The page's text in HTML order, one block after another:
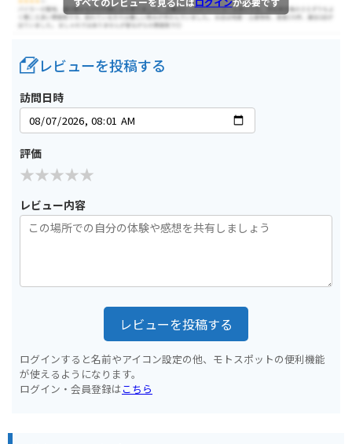
レビューを投稿する
訪問日時
評価
レビュー内容
レビューを投稿する
ログインすると名前やアイコン設定の他、モトスポットの便利機能
が使えるようになります。
ログイン・会員登録はこちら